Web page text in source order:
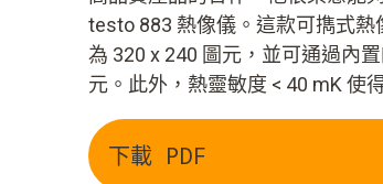
testo 883 熱像儀。這款可擕式
為 320 x 240 圖元，並可通過內
元。此外，熱靈敏度 < 40 mK 使
下載 PDF